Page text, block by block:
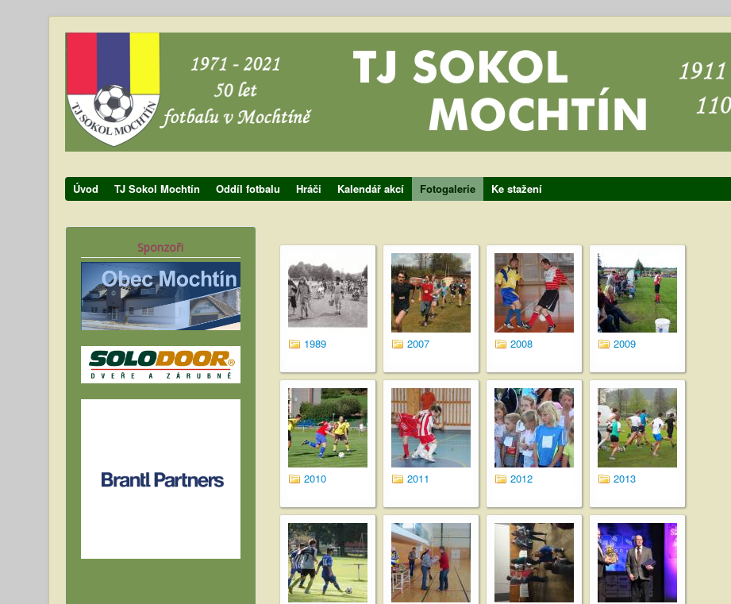
Úvod
TJ Sokol Mochtín Oddíl fotbalu Hráči Kalendář akcí Fotogalerie Ke stažení
Sponzoři
1989 2007 2008 2009
2010 2011 2012 2013